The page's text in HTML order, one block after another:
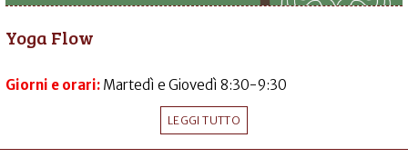
Yoga Flow
Giorni e orari: Martedì e Giovedì 8:30-9:30
LEGGI TUTTO